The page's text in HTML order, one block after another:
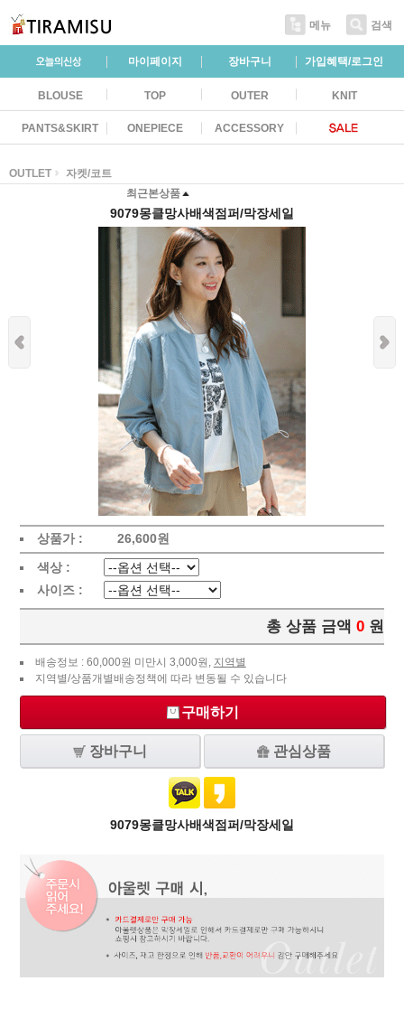
메뉴 검색
마이페이지 장바구니 가입혜택/로그인
BLOUSE TOP OUTER KNIT
PANTS&SKIRT ONEPIECE ACCESSORY
OUTLET
자켓/코트
최근본상품
9079몽클망사배색점퍼/막장세일
상품가 : 26,600원
색상 :
사이즈 :
총 상품 금액 0 원
배송정보 : 60,000원 미만시 3,000원, 지역별
지역별/상품개별배송정책에 따라 변동될 수 있습니다
구매하기
장바구니 관심상품
9079몽클망사배색점퍼/막장세일